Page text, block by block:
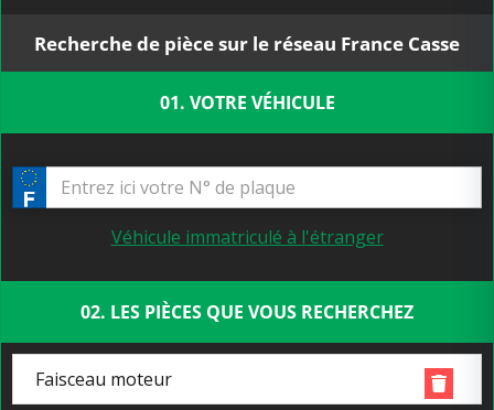
Recherche de pièce sur le réseau France Casse
01. VOTRE VÉHICULE
Véhicule immatriculé à l'étranger
02. LES PIÈCES QUE VOUS RECHERCHEZ
Faisceau moteur